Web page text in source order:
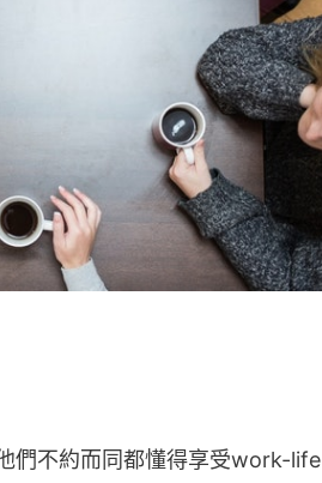
們不約而同都懂得享受work-life